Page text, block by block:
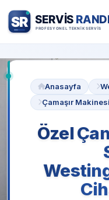
Anasayfa
Çamaşır
Özel